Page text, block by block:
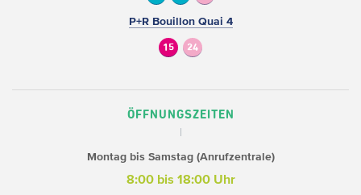
P+R Bouillon Quai 4
15 24
ÖFFNUNGSZEITEN
Montag bis Samstag (Anrufzentrale)
8:00 bis 18:00 Uhr